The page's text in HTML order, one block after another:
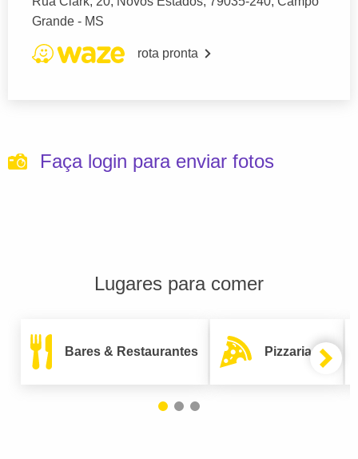
Grande - MS
rota pronta
Faça login para enviar fotos
Lugares para comer
Bares & Restaurantes Pizzarias